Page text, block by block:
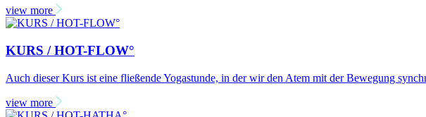
view more
KURS / HOT-FLOW°
Auch dieser Kurs ist eine fließende Yogastunde, in der wir den Atem mit der Bewegung
view more